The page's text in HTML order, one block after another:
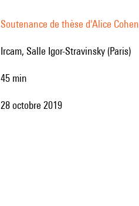
Soutenance de thèse d'Alice
Ircam, Salle Igor-Stravinsky (Paris)
45 min
28 octobre 2019